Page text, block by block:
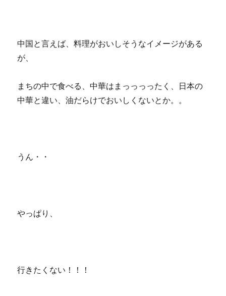
中国と言えば、料理がおいしそうなイメージがある
が、
まちの中で食べる、中華はまっっっったく、日本の
中華と違い、油だらけでおいしくないとか。。
うん・・
やっぱり、
行きたくない！！！